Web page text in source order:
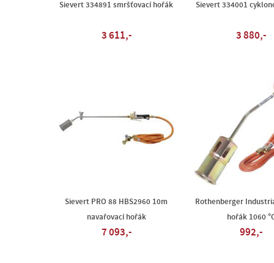
Sievert 334891 smršťovací hořák
3 611,-
Sievert 334001
3 880,-
Sievert PRO 88 HBS2960 10m
navařovací hořák
7 093,-
Rothenberger
hořák 1060
992,-